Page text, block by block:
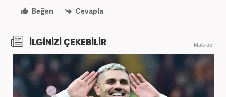
Beğen
Cevapla
İLGİNİZİ ÇEKEBİLİR Makroo